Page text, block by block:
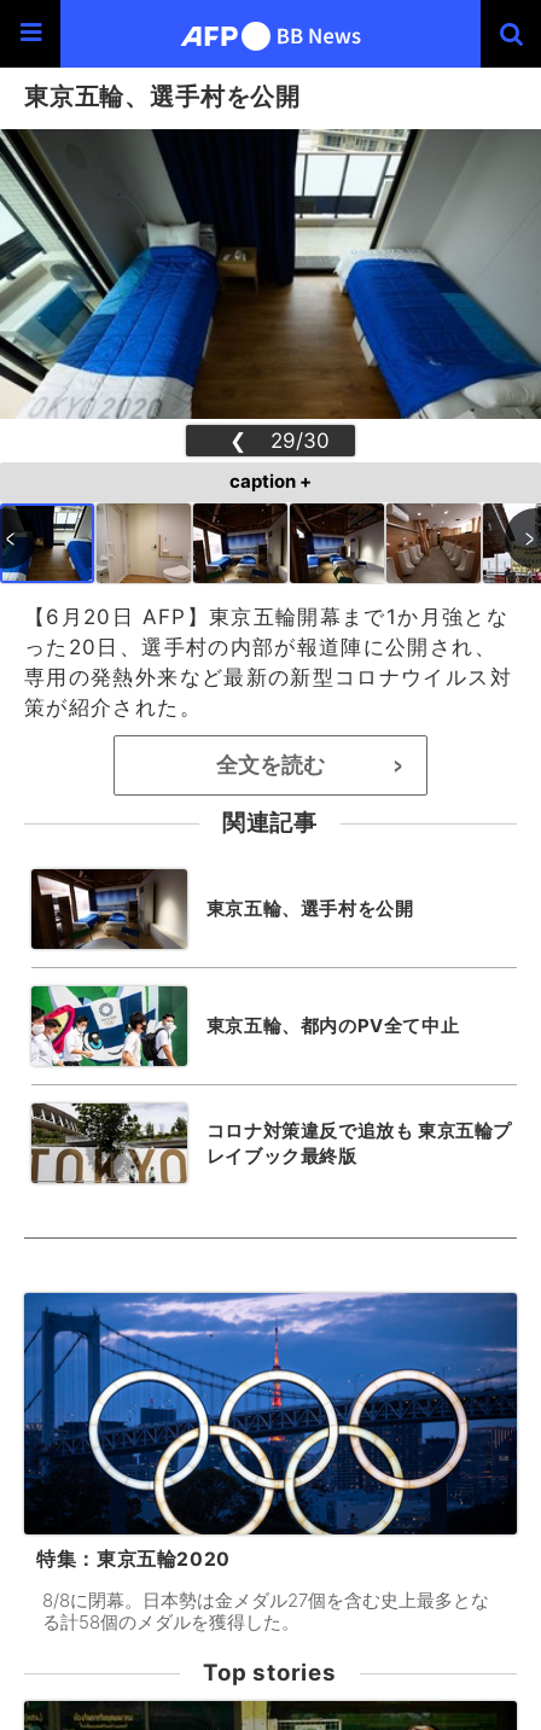
東京五輪、選手村を公開
❮
29/30
❯
caption +
【6月20日 AFP】東京五輪開幕まで1か月強とな
った20日、選手村の内部が報道陣に公開され、
専用の発熱外来など最新の新型コロナウイルス対
策が紹介された。
全文を読む >
関連記事
東京五輪、選手村を公開
東京五輪、都内のPV全て中止
コロナ対策違反で追放も 東京五輪プ
レイブック最終版
特集：東京五輪2020
8/8に閉幕。日本勢は金メダル27個を含む史上最多とな
る計58個のメダルを獲得した。
Top stories